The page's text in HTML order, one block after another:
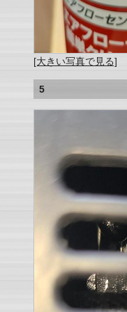
[大きい写真で見る]
5